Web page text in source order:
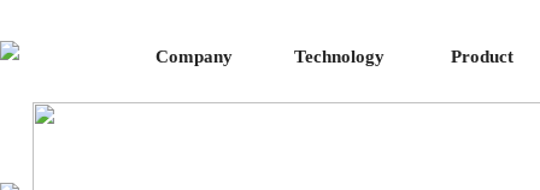
Company Technology Product